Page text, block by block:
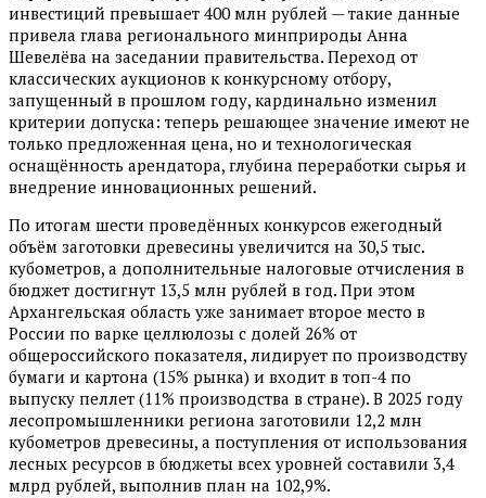
инвестиций превышает 400 млн рублей — такие данные
привела глава регионального минприроды Анна
Шевелёва на заседании правительства. Переход от
классических аукционов к конкурсному отбору,
запущенный в прошлом году, кардинально изменил
критерии допуска: теперь решающее значение имеют не
только предложенная цена, но и технологическая
оснащённость арендатора, глубина переработки сырья и
внедрение инновационных решений.
По итогам шести проведённых конкурсов ежегодный
объём заготовки древесины увеличится на 30,5 тыс.
кубометров, а дополнительные налоговые отчисления в
бюджет достигнут 13,5 млн рублей в год. При этом
Архангельская область уже занимает второе место в
России по варке целлюлозы с долей 26% от
общероссийского показателя, лидирует по производству
бумаги и картона (15% рынка) и входит в топ-4 по
выпуску пеллет (11% производства в стране). В 2025 году
лесопромышленники региона заготовили 12,2 млн
кубометров древесины, а поступления от использования
лесных ресурсов в бюджеты всех уровней составили 3,4
млрд рублей, выполнив план на 102,9%.